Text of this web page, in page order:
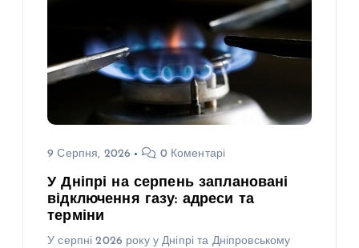
9 Серпня, 2026 0 Коментарі
У Дніпрі на серпень заплановані
відключення газу: адреси та
терміни
У серпні 2026 року у Дніпрі та Дніпровському